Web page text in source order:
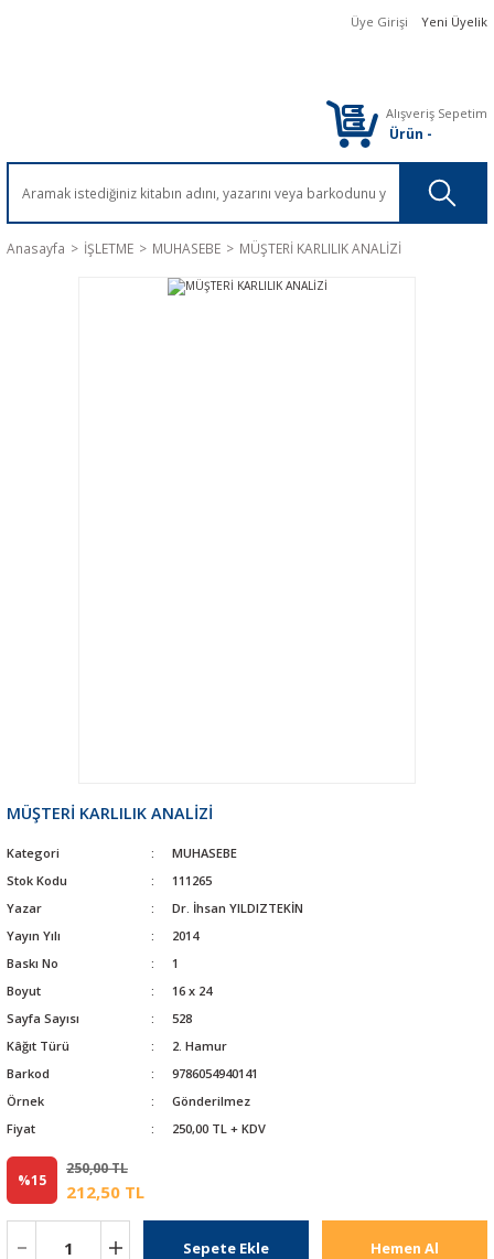
Üye Girişi Yeni Üyelik
Alışveriş Sepetim
Ürün -
Anasayfa İŞLETME MUHASEBE MÜŞTERİ KARLILIK ANALİZİ
MÜŞTERİ KARLILIK ANALİZİ
Kategori
MUHASEBE
Stok Kodu
111265
Yazar
Dr. İhsan YILDIZTEKİN
Yayın Yılı
2014
Baskı No
1
Boyut
16 x 24
Sayfa Sayısı
528
Kâğıt Türü
2. Hamur
Barkod
9786054940141
Örnek
Gönderilmez
Fiyat
250,00 TL + KDV
%15
250,00 TL
212,50 TL
Sepete Ekle Hemen Al